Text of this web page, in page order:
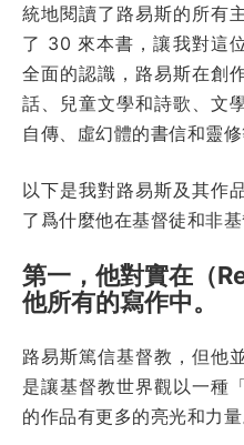
統地閱讀了路易斯的所有
了 30 來本書，讓我對這
全面的認識，路易斯在創
話、兒童文學和詩歌、文
自傳、虛幻體的書信和靈修
以下是我對路易斯及其作
了爲什麼他在基督徒和非
第一，他對實在（
他所有的寫作中。
路易斯篤信基督教，但他
是讓基督教世界觀以一種
的作品有更多的亮光和力量